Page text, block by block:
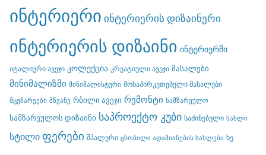
ინტერიერი ინტერიერის დიზაინერი
ინტერიერის დიზაინი ინტერიერში
იტალიური ავეჯი კოლექცია კრეატიული ავეჯი მასალები
მინიმალიზმი მინიმალისტური მოსაპირკეთებელი მასალები
მცენარეები მწვანე რბილი ავეჯი რემონტი სამზარეულო
სამზარეულოს დიზაინი საპროექტო კუბი საძინებელი სახლი
სტილი ფერები შპალერი ცნობილი ადამიანების სახლები ხე